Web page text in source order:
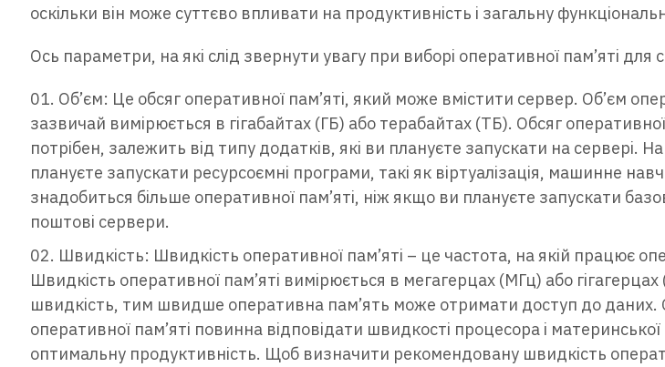
оскільки він може суттєво впливати на продуктивність і загальну
Ось параметри, на які слід звернути увагу при виборі оперативної пам’яті для
Об’єм: Це обсяг оперативної пам’яті, який може вмістити сервер. Об’єм
зазвичай вимірюється в гігабайтах (ГБ) або терабайтах (ТБ). Обсяг
потрібен, залежить від типу додатків, які ви плануєте запускати на сервері.
плануєте запускати ресурсоємні програми, такі як віртуалізація, машинне
знадобиться більше оперативної пам’яті, ніж якщо ви плануєте запускати
поштові сервери.
Швидкість: Швидкість оперативної пам’яті – це частота, на якій працює
Швидкість оперативної пам’яті вимірюється в мегагерцах (МГц) або
швидкість, тим швидше оперативна пам’ять може отримати доступ до даних.
оперативної пам’яті повинна відповідати швидкості процесора і
оптимальну продуктивність. Щоб визначити рекомендовану швидкість